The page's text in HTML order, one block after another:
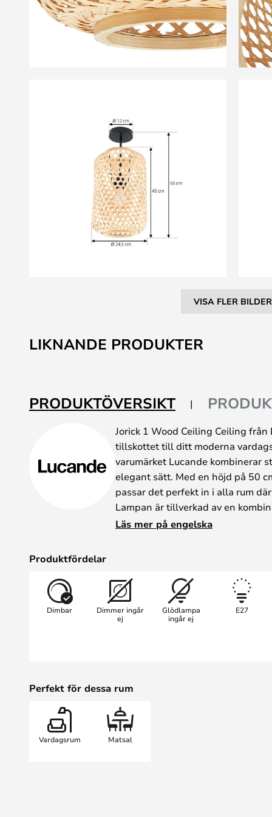
VISA FLER BILDER
till
början
LIKNANDE PRODUKTER
PRODUKTÖVERSIKT
Jorick 1 Wood Ceiling Ceiling
tillskottet till ditt moderna
varumärket Lucande kombinerar
elegant sätt. Med en höjd på 50
passar det perfekt in i alla rum
Lampan är tillverkad av en
ger den ett unikt och naturligt
Det här taket är perfekt för dig
med naturliga material. Det är
garanterat att bli ett samtalsämne
Läs mer på engelska
Produktfördelar
Dimbar
Dimmer ingår
ej
Glödlampa
ingår ej
E27
Perfekt för dessa rum
Vardagsrum Matsal